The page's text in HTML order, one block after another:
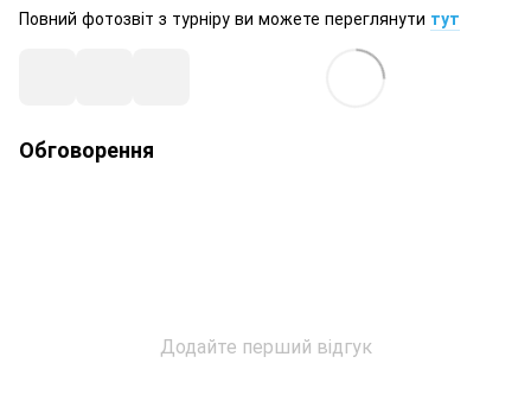
Повний фотозвіт з турніру ви можете переглянути тут
Обговорення
Додайте перший відгук